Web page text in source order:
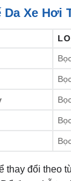
Xe Hơi
thay đổi theo